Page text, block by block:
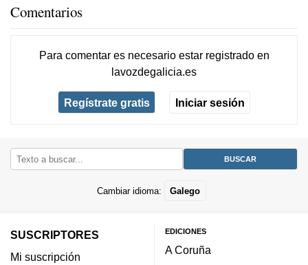
Comentarios
Para comentar es necesario estar registradoen
lavozdegalicia.es
Regístrate gratis Iniciar sesión
Cambiar idioma: Galego
SUSCRIPTORES
Mi suscripción
EDICIONES
A Coruña